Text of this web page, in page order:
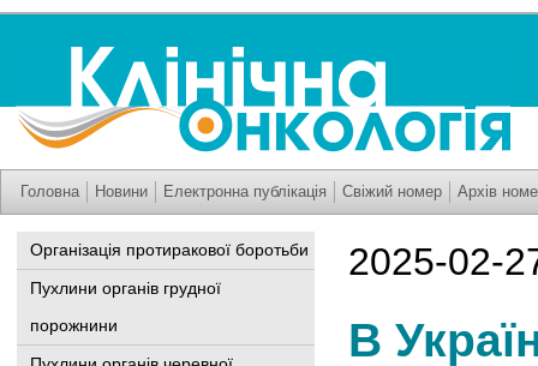
Головна Новини Електронна публікація Свіжий номер Архів
Організація протиракової боротьби
Пухлини органів грудної
порожнини
2025-02-
В